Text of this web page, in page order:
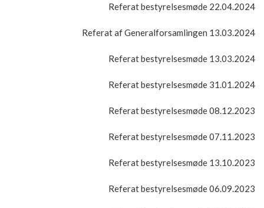
Referat bestyrelsesmøde 22.04.2024
Referat af Generalforsamlingen 13.03.2024
Referat bestyrelsesmøde 13.03.2024
Referat bestyrelsesmøde 31.01.2024
Referat bestyrelsesmøde 08.12.2023
Referat bestyrelsesmøde 07.11.2023
Referat bestyrelsesmøde 13.10.2023
Referat bestyrelsesmøde 06.09.2023